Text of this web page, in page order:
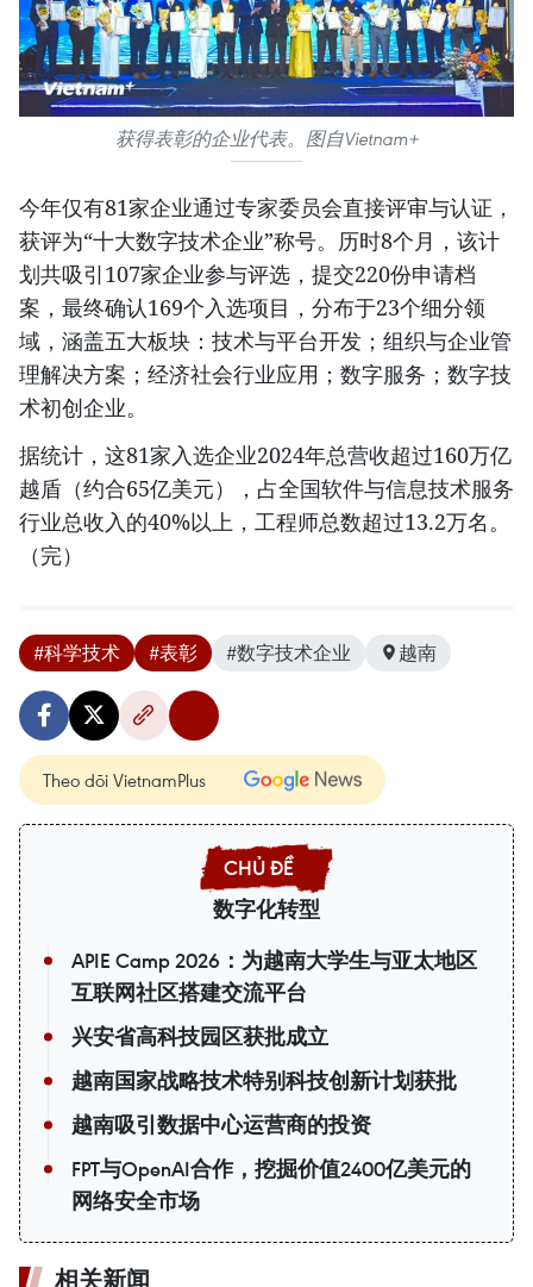
获得表彰的企业代表。图自Vietnam+
今年仅有81家企业通过专家委员会直接评审与认证，
获评为“十大数字技术企业”称号。历时8个月，该计
划共吸引107家企业参与评选，提交220份申请档
案，最终确认169个入选项目，分布于23个细分领
域，涵盖五大板块：技术与平台开发；组织与企业管
理解决方案；经济社会行业应用；数字服务；数字技
术初创企业。
据统计，这81家入选企业2024年总营收超过160万亿
越盾（约合65亿美元），占全国软件与信息技术服务
行业总收入的40%以上，工程师总数超过13.2万名。
（完）
#科学技术 #表彰 #数字技术企业 越南
Theo dõi VietnamPlus
数字化转型
APIE Camp 2026：为越南大学生与亚太地区
互联网社区搭建交流平台
兴安省高科技园区获批成立
越南国家战略技术特别科技创新计划获批
越南吸引数据中心运营商的投资
FPT与OpenAI合作，挖掘价值2400亿美元的
网络安全市场
相关新闻